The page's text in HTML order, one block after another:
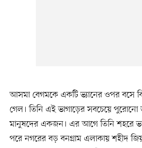
আসমা বেগমকে একটি ভ্যানের ওপর বসে
গেল। তিনি এই ভাগাড়ের সবচেয়ে পুরোনো
মানুষদের একজন। এর আগে তিনি শহরে
পরে নগরের বড় বনগ্রাম এলাকায় শহীদ